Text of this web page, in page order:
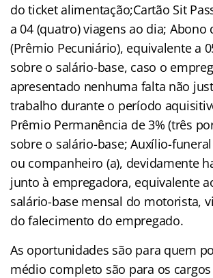
do ticket alimentação;Cartão Sit
a 04 (quatro) viagens ao dia; Abono
(Prêmio Pecuniário), equivalente a
sobre o salário-base, caso o
apresentado nenhuma falta não
trabalho durante o período
Prêmio Permanência de 3% (três
sobre o salário-base; Auxílio-
ou companheiro (a), devidamente
junto à empregadora, equivalente
salário-base mensal do motorista,
do falecimento do empregado.
As oportunidades são para quem
médio completo são para os